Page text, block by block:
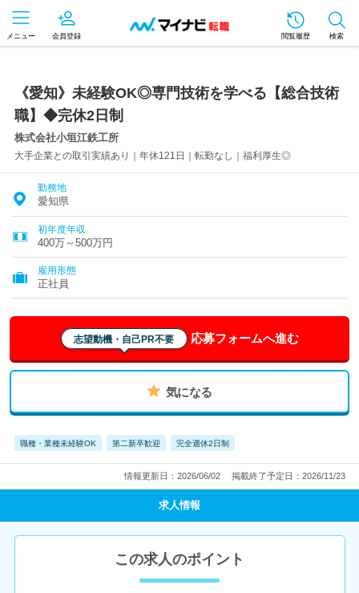
メニュー 会員登録 閲覧履歴 検索
《愛知》未経験OK◎専門技術を学べる【総合技術
職】◆完休2日制
株式会社小垣江鉄工所
大手企業との取引実績あり｜年休121日｜転勤なし｜福利厚生◎
勤務地
愛知県
初年度年収
400万～500万円
雇用形態
正社員
志望動機・自己PR不要 応募フォームへ進む
気になる
職種・業種未経験OK 第二新卒歓迎 完全週休2日制
情報更新日：2026/06/02 掲載終了予定日：2026/11/23
求人情報
この求人のポイント